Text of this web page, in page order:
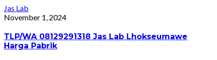
Jas Lab
November 1, 2024
TLP/WA 08129291318 Jas Lab Lhokseumawe
Harga Pabrik